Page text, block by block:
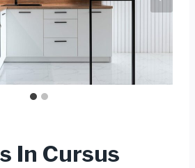
In Cursus